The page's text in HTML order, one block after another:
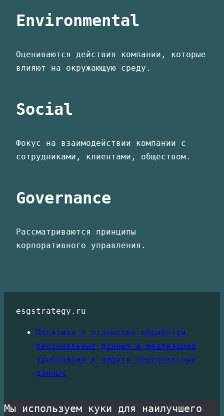
Environmental
Оцениваются действия компании, которые
влияют на окружающую среду.
Social
Фокус на взаимодействии компании с
сотрудниками, клиентами, обществом.
Governance
Рассматриваются принципы
корпоративного управления.
esgstrategy.ru
Политика в отношении обработки
персональных данных и реализации
требований к защите персональных
данных
Мы используем куки для наилучшего